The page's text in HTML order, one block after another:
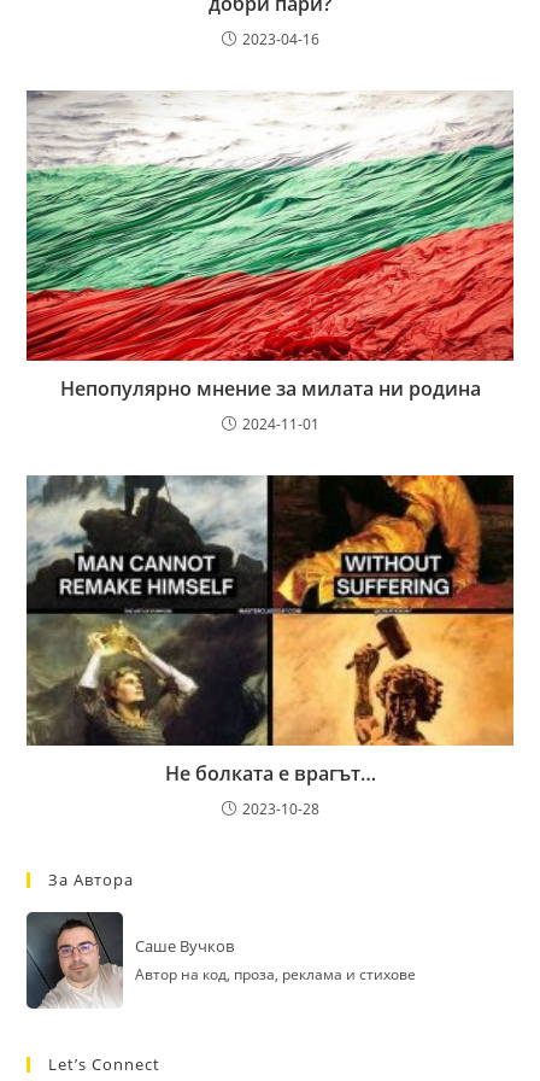
2023-04-16
Непопулярно мнение за милата ни родина
2024-11-01
Не болката е врагът…
2023-10-28
За Автора
Саше Вучков
Автор на код, проза, реклама и стихове
Let’s Connect